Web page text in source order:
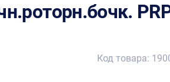
Код товара: